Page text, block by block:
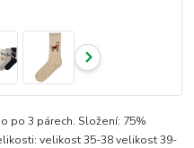
po 3 párech. Složení: 75%
velikost 35-38 velikost 39-